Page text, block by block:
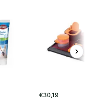
€30,19